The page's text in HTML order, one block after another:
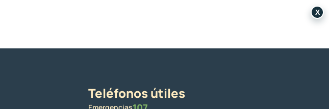
Teléfonos útiles
X